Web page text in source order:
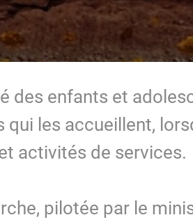
des enfants et
les accueillent,
activités de services.
pilotée par le